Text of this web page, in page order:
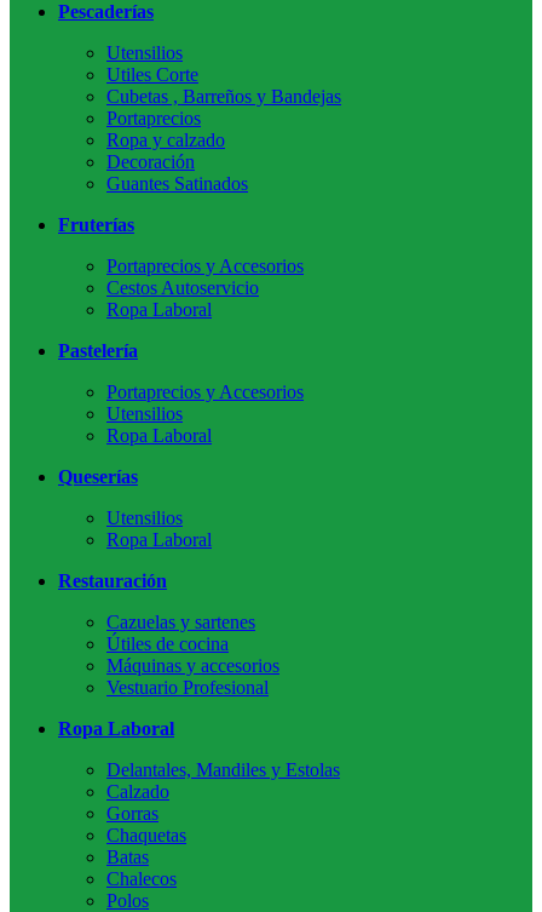
Pescaderías
Utensilios
Utiles Corte
Cubetas , Barreños y Bandejas
Portaprecios
Ropa y calzado
Decoración
Guantes Satinados
Fruterías
Portaprecios y Accesorios
Cestos Autoservicio
Ropa Laboral
Pastelería
Portaprecios y Accesorios
Utensilios
Ropa Laboral
Queserías
Utensilios
Ropa Laboral
Restauración
Cazuelas y sartenes
Útiles de cocina
Máquinas y accesorios
Vestuario Profesional
Ropa Laboral
Delantales, Mandiles y Estolas
Calzado
Gorras
Chaquetas
Batas
Chalecos
Polos